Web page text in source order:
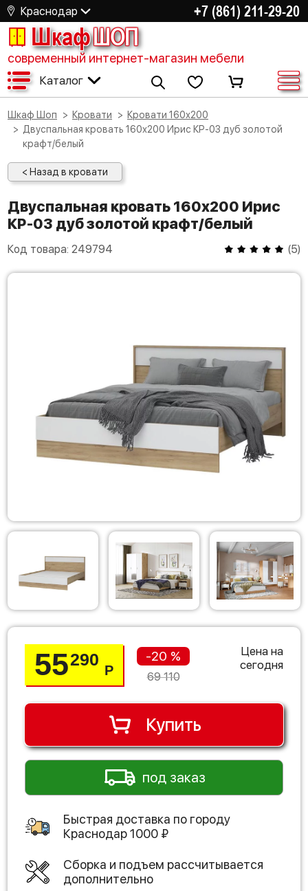
Краснодар +7 (861) 211-29-20
ШкафШОП
современный интернет-магазин мебели
Каталог
Шкаф Шоп Кровати
Кровати 160х200
Двуспальная кровать 160х200 Ирис КР-03 дуб золотой
крафт/белый
< Назад в кровати
Двуспальная кровать 160х200 Ирис
КР-03 дуб золотой крафт/белый
Код товара: 249794 (5)
55290
Р
-20 %
69 110
Цена на
сегодня
Купить
под заказ
Быстрая доставка по городу
Краснодар1000 ₽
Сборка и подъем рассчитывается
дополнительно